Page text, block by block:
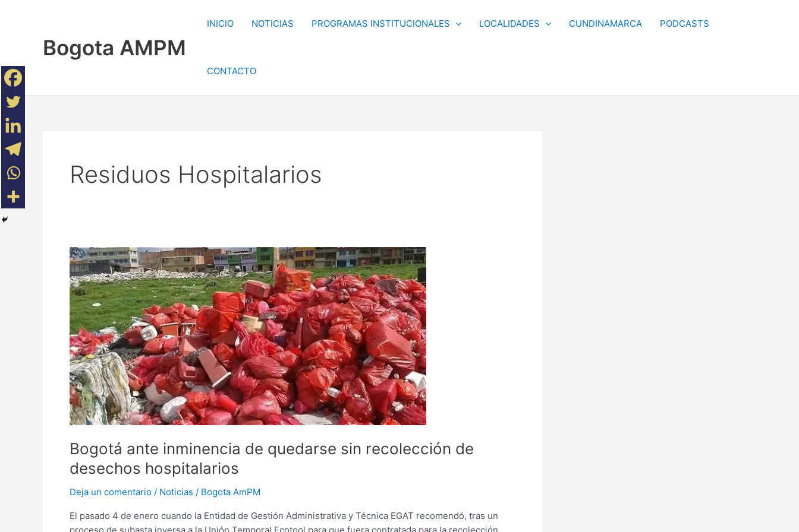
Bogota AMPM
INICIO NOTICIAS PROGRAMAS INSTITUCIONALES LOCALIDADES CUNDINAMARCA PODCASTS
CONTACTO
Residuos Hospitalarios
Bogotá ante inminencia de quedarse sin recolección de
desechos hospitalarios
Deja un comentario / Noticias / Bogota AmPM
El pasado 4 de enero cuando la Entidad de Gestión Administrativa y Técnica EGAT recomendó, tras un
proceso de subasta inversa a la Unión Temporal Ecotool para que fuera contratada para la recolección,
Bogotá
ante
inminencia
de
quedarse
sin
recolección
de
desechos
hospitalarios